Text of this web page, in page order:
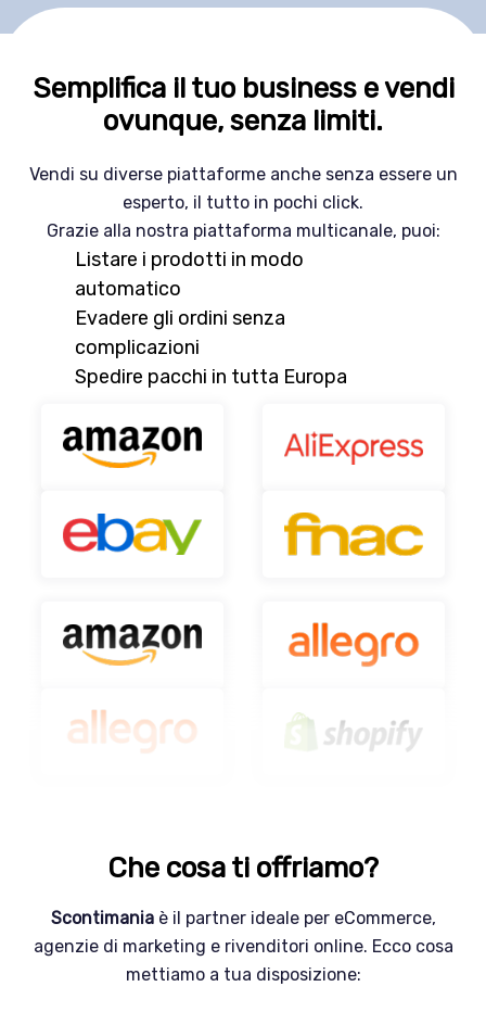
3 in 1 con Asta
Elettrica + Mini
109,00 €
INIZIA ORA
Grattugia Elettrica Multifunzione 3 in
con 3 Lame in Acciaio Inox –
Frutta e Cioccolato – Batteria 4500
Prezzo Rivendita (suggerito)
INIZIA ORA
Semplifica il tuo business e vendi
ovunque, senza limiti.
Vendi su diverse piattaforme anche senza essere un
esperto, il tutto in pochi click.
Grazie alla nostra piattaforma multicanale, puoi:
Listare i prodotti in modo
automatico
Evadere gli ordini senza
complicazioni
Spedire pacchi in tutta Europa
Che cosa ti offriamo?
Scontimaniaè il partner ideale per eCommerce,
agenzie di marketing e rivenditori online. Ecco cosa
mettiamo a tua disposizione: